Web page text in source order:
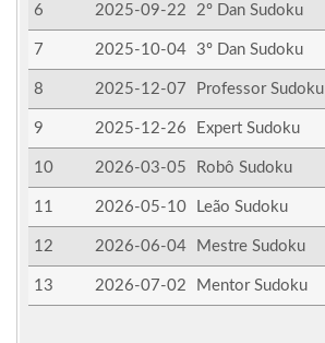
6 2025-09-22 2º Dan Sudoku
7 2025-10-04 3º Dan Sudoku
8 2025-12-07 Professor Sudoku
9 2025-12-26 Expert Sudoku
10 2026-03-05 Robô Sudoku
11 2026-05-10 Leão Sudoku
12 2026-06-04 Mestre Sudoku
13 2026-07-02 Mentor Sudoku